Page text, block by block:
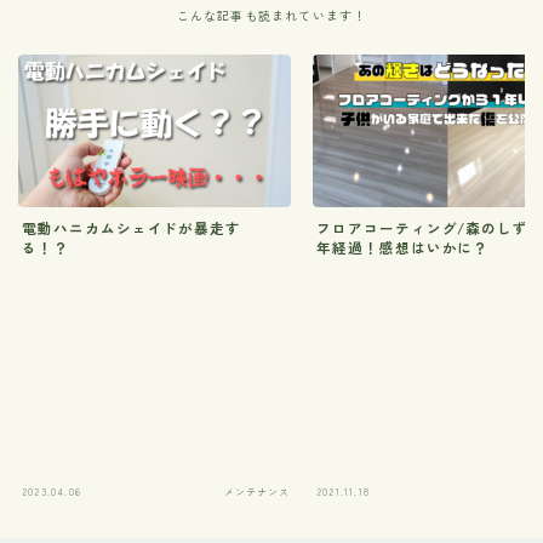
こんな記事も読まれています！
電動ハニカムシェイドが暴走す
る！？
2023.04.06 メンテナンス
フロアコーティング/森のしず
年経過！感想はいかに？
2021.11.18